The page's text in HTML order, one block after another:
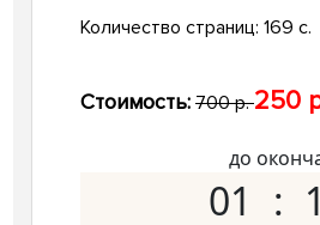
Количество страниц: 169 с.
Стоимость: 700 р.250
до
01